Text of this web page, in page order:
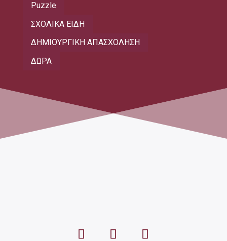
Puzzle
ΣΧΟΛΙΚΑ ΕΙΔΗ
ΔΗΜΙΟΥΡΓΙΚΗ ΑΠΑΣΧΟΛΗΣΗ
ΔΩΡΑ